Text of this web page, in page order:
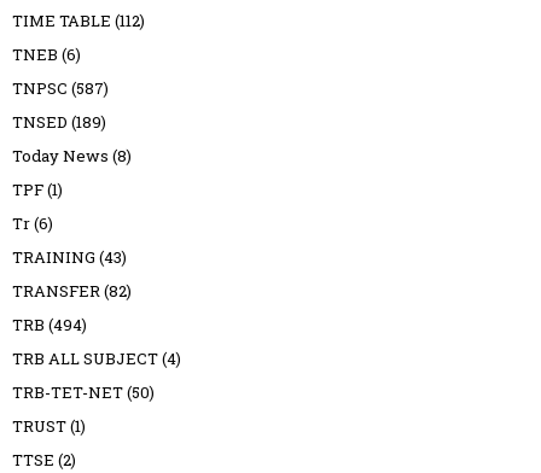
TIME TABLE (112)
TNEB (6)
TNPSC (587)
TNSED (189)
Today News (8)
TPF(1)
Tr(6)
TRAINING (43)
TRANSFER(82)
TRB (494)
TRB ALL SUBJECT(4)
TRB-TET-NET(50)
TRUST(1)
TTSE (2)